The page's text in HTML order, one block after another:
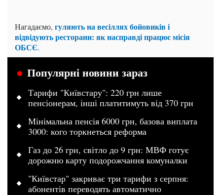
Нагадаємо, гуляють на весіллях бойовиків і
відвідують ресторани: як насправді працює місія
ОБСЄ.
Популярні новини зараз
Тарифи "Київстару": 220 грн лише
пенсіонерам, інші платитимуть від 370 грн
Мінімальна пенсія 6000 грн, базова виплата
3000: кого торкнеться реформа
Газ до 26 грн, світло до 9 грн: МВФ готує
дорожню карту подорожчання комуналки
"Київстар" закриває три тарифи з серпня:
абонентів переводять автоматично